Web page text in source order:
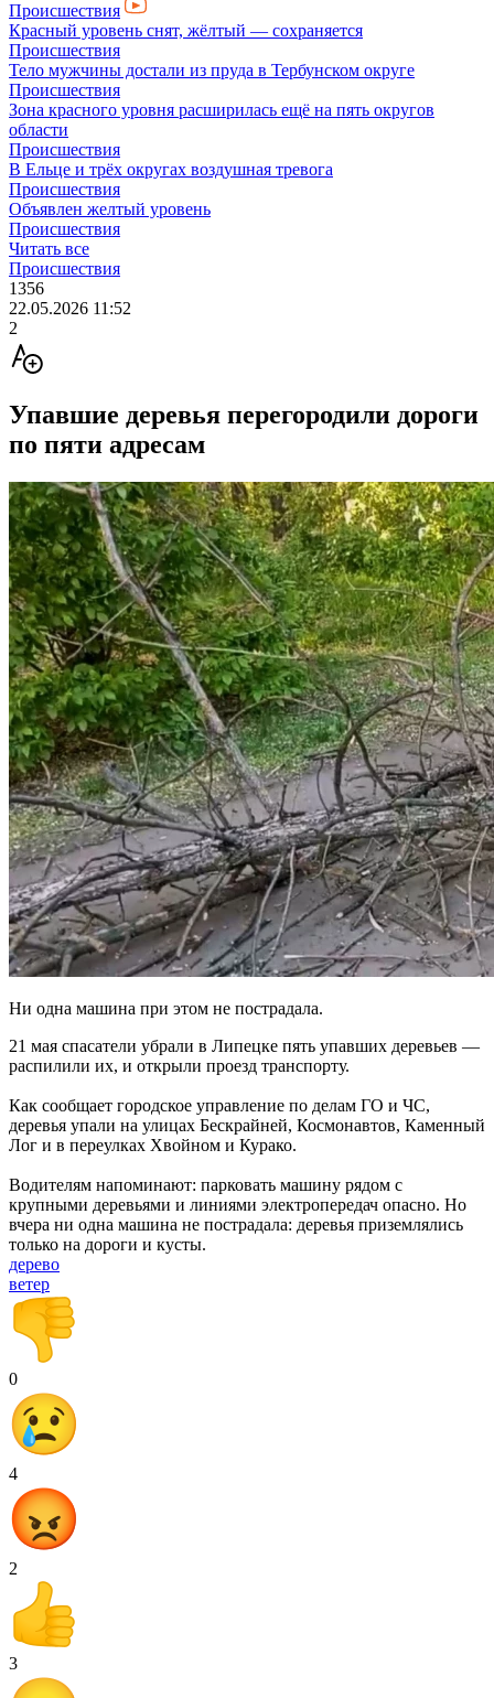
Происшествия
Красный уровень снят, жёлтый — сохраняется
Происшествия
Тело мужчины достали из пруда в Тербунском округе
Происшествия
Зона красного уровня расширилась ещё на пять округов
области
Происшествия
В Ельце и трёх округах воздушная тревога
Происшествия
Объявлен желтый уровень
Происшествия
Читать все
Происшествия
1356
22.05.2026 11:52
2
Упавшие деревья перегородили дороги
по пяти адресам
Ни одна машина при этом не пострадала.
21 мая спасатели убрали в Липецке пять упавших деревьев —
распилили их, и открыли проезд транспорту.
Как сообщает городское управление по делам ГО и ЧС,
деревья упали на улицах Бескрайней, Космонавтов, Каменный
Лог и в переулках Хвойном и Курако.
Водителям напоминают: парковать машину рядом с
крупными деревьями и линиями электропередач опасно. Но
вчера ни одна машина не пострадала: деревья приземлялись
только на дороги и кусты.
дерево
ветер
0
4
2
3